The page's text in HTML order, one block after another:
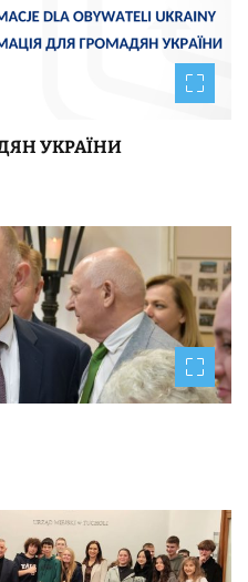
УКРАЇНИ